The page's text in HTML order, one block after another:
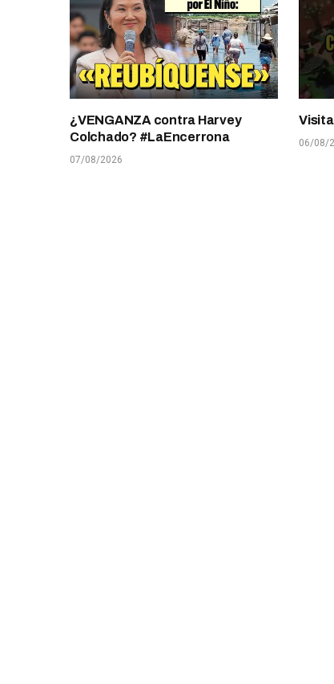
¿VENGANZA contra Harvey
Colchado? #LaEncerrona
07/08/2026
06/08/